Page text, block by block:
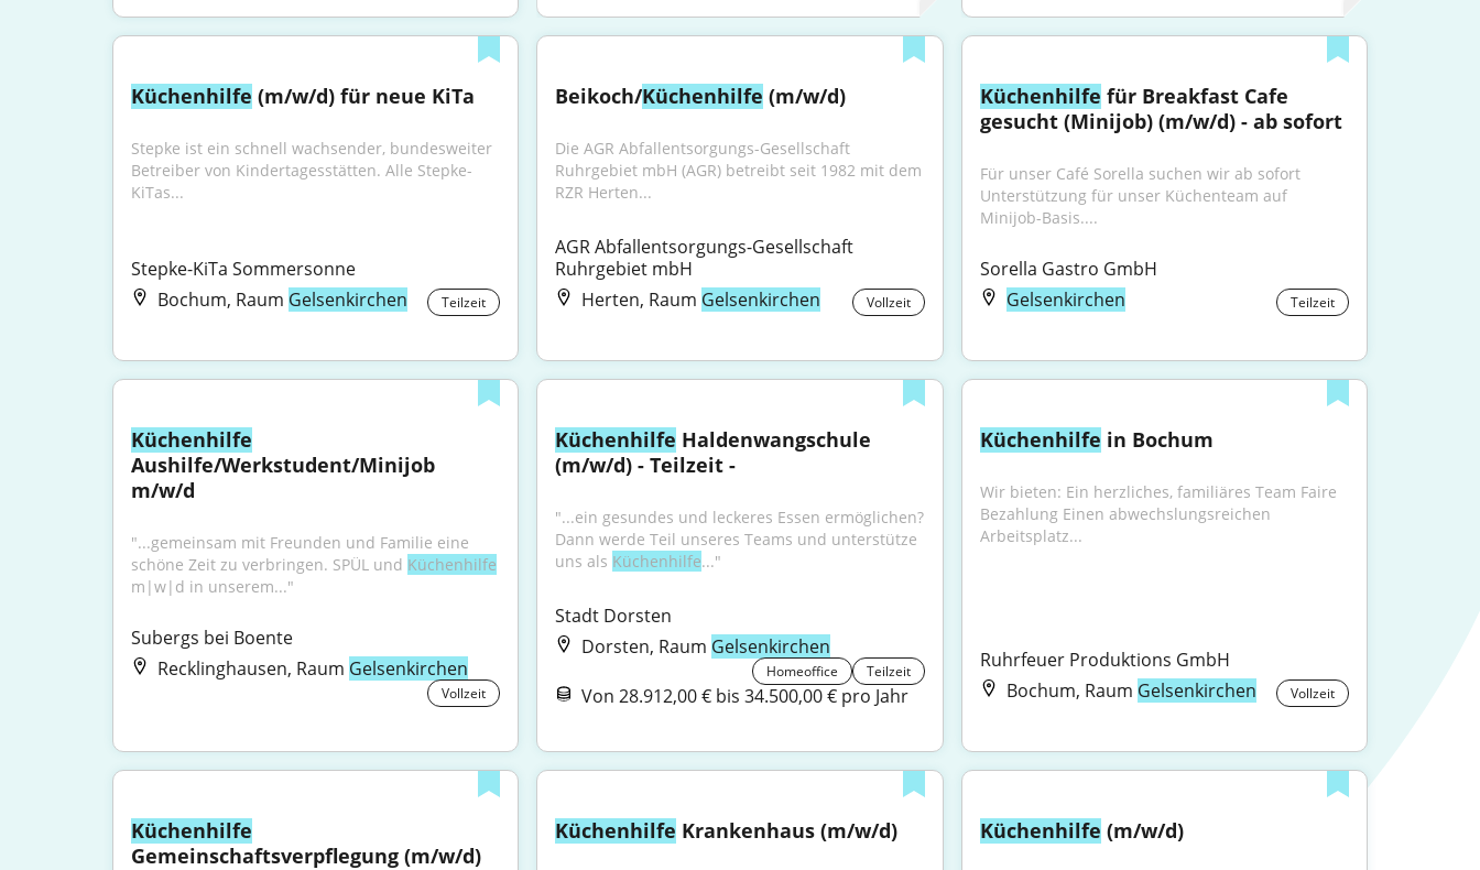
Küchenhilfe (m/w/d) für neue KiTa
Stepke ist ein schnell wachsender, bundesweiter
Betreiber von Kindertagesstätten. Alle Stepke-
KiTas...
Stepke-KiTa Sommersonne
Bochum, Raum Gelsenkirchen Teilzeit
Beikoch/Küchenhilfe (m/w/d)
Die AGR Abfallentsorgungs-Gesellschaft
Ruhrgebiet mbH (AGR) betreibt seit 1982 mit dem
RZR Herten...
AGR Abfallentsorgungs-Gesellschaft
Ruhrgebiet mbH
Herten, Raum Gelsenkirchen Vollzeit
Küchenhilfe für Breakfast Cafe
gesucht (Minijob) (m/w/d) - ab sofort
Für unser Café Sorella suchen wir ab sofort
Unterstützung für unser Küchenteam auf
Minijob-Basis....
Sorella Gastro GmbH
Gelsenkirchen
Teilzeit
Küchenhilfe
Aushilfe/Werkstudent/Minijob
m/w/d
"...gemeinsam mit Freunden und Familie eine
schöne Zeit zu verbringen. SPÜL und Küchenhilfe
m|w|d in unserem..."
Subergs bei Boente
Recklinghausen, Raum Gelsenkirchen
Vollzeit
Küchenhilfe Haldenwangschule
(m/w/d) - Teilzeit -
"...ein gesundes und leckeres Essen ermöglichen?
Dann werde Teil unseres Teams und unterstütze
uns als Küchenhilfe..."
Stadt Dorsten
Dorsten, Raum Gelsenkirchen
Homeoffice Teilzeit
Von 28.912,00 € bis 34.500,00 € pro Jahr
Küchenhilfe in Bochum
Wir bieten: Ein herzliches, familiäres Team Faire
Bezahlung Einen abwechslungsreichen
Arbeitsplatz...
Ruhrfeuer Produktions GmbH
Bochum, Raum Gelsenkirchen Vollzeit
Küchenhilfe
Gemeinschaftsverpflegung (m/w/d)
Küchenhilfe Krankenhaus (m/w/d) Küchenhilfe (m/w/d)